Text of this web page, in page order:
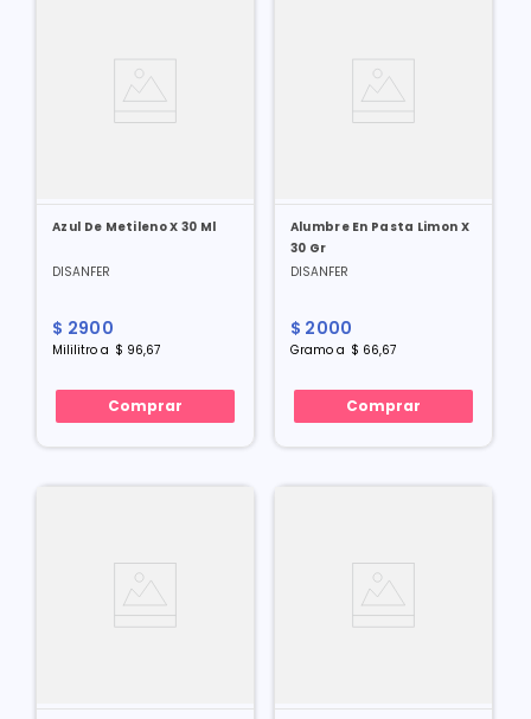
Azul De Metileno X 30 Ml
DISANFER
$ 2900
Mililitro a $ 96,67
Comprar
Alumbre En Pasta Limon X
30 Gr
DISANFER
$ 2000
Gramoa $ 66,67
Comprar